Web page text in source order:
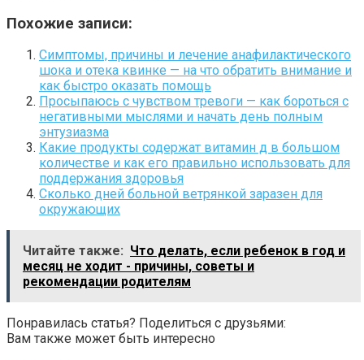
Похожие записи:
Симптомы, причины и лечение анафилактического
шока и отека квинке — на что обратить внимание и
как быстро оказать помощь
Просыпаюсь с чувством тревоги — как бороться с
негативными мыслями и начать день полным
энтузиазма
Какие продукты содержат витамин д в большом
количестве и как его правильно использовать для
поддержания здоровья
Сколько дней больной ветрянкой заразен для
окружающих
Читайте также: Что делать, если ребенок в год и
месяц не ходит - причины, советы и
рекомендации родителям
Понравилась статья? Поделиться с друзьями:
Вам также может быть интересно